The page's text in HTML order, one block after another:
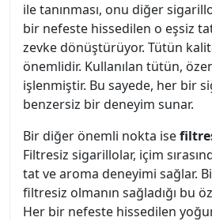
ile tanınması, onu diğer
bir nefeste hissedilen o eşsiz
zevke dönüştürüyor. Tütün
önemlidir. Kullanılan tütün,
işlenmiştir. Bu sayede, her bir
benzersiz bir deneyim sunar.
Bir diğer önemli nokta ise
Filtresiz sigarillolar, içim
tat ve aroma deneyimi sağlar.
filtresiz olmanın sağladığı bu
Her bir nefeste hissedilen